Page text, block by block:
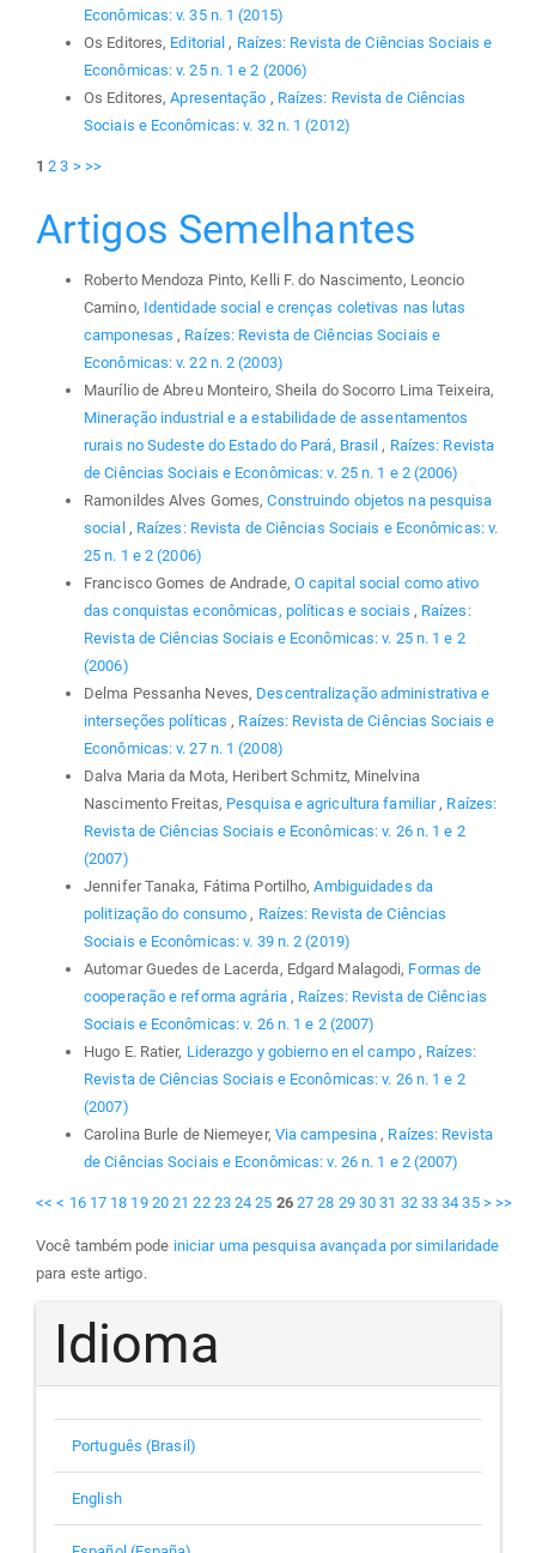
Econômicas: v. 35 n. 1 (2015)
Os Editores, Editorial , Raízes: Revista de Ciências Sociais e
Econômicas: v. 25 n. 1 e 2 (2006)
Os Editores,Apresentação , Raízes: Revista de Ciências
Sociais e Econômicas: v. 32 n. 1 (2012)
1 2 3 > >>
Artigos Semelhantes
Roberto Mendoza Pinto, Kelli F. do Nascimento, Leoncio
Camino, Identidade social e crenças coletivas nas lutas
camponesas , Raízes: Revista de Ciências Sociais e
Econômicas: v. 22 n. 2 (2003)
Maurílio de Abreu Monteiro, Sheila do Socorro Lima Teixeira,
Mineração industrial e a estabilidade de assentamentos
rurais no Sudeste do Estado do Pará, Brasil , Raízes: Revista
de Ciências Sociais e Econômicas: v. 25 n. 1 e 2 (2006)
Ramonildes Alves Gomes,Construindo objetos na pesquisa
social , Raízes: Revista de Ciências Sociais e Econômicas: v.
25 n. 1 e 2 (2006)
Francisco Gomes de Andrade, O capital social como ativo
das conquistas econômicas, políticas e sociais , Raízes:
Revista de Ciências Sociais e Econômicas: v. 25 n. 1 e 2
(2006)
Delma Pessanha Neves, Descentralização administrativa e
interseções políticas , Raízes: Revista de Ciências Sociais e
Econômicas: v. 27 n. 1 (2008)
Dalva Maria da Mota, Heribert Schmitz, Minelvina
Nascimento Freitas, Pesquisa e agricultura familiar , Raízes:
Revista de Ciências Sociais e Econômicas: v. 26 n. 1 e 2
(2007)
Jennifer Tanaka, Fátima Portilho,Ambiguidades da
politização do consumo , Raízes: Revista de Ciências
Sociais e Econômicas: v. 39 n. 2 (2019)
Automar Guedes de Lacerda, Edgard Malagodi, Formas de
cooperação e reforma agrária , Raízes: Revista de Ciências
Sociais e Econômicas: v. 26 n. 1 e 2 (2007)
Hugo E. Ratier, Liderazgo y gobierno en el campo , Raízes:
Revista de Ciências Sociais e Econômicas: v. 26 n. 1 e 2
(2007)
Carolina Burle de Niemeyer, Via campesina , Raízes: Revista
de Ciências Sociais e Econômicas: v. 26 n. 1 e 2 (2007)
<< < 16 17 18 19 20 21 22 23 24 25 26 27 28 29 30 31 32 33 34 35 > >>
Você também pode iniciar uma pesquisa avançada por similaridade
para este artigo.
Idioma
Português (Brasil)
English